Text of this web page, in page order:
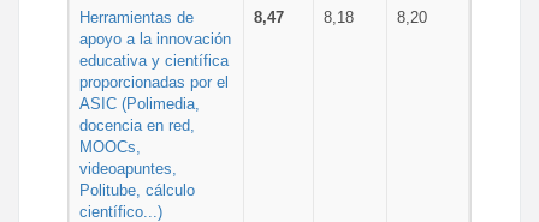
Herramientas de
apoyo a la innovación
educativa y científica
proporcionadas por el
ASIC (Polimedia,
docencia en red,
MOOCs,
videoapuntes,
Politube, cálculo
científico...)
8,47 8,18 8,20